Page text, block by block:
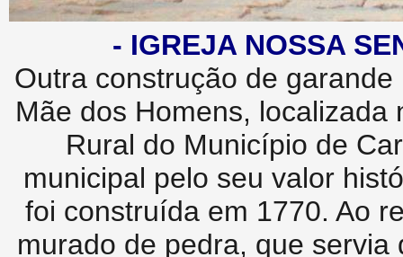
- IGREJA NOSSA
Outra construção de
Mãe dos Homens,
Rural do Município de
municipal pelo seu valor
foi construída em 1770. Ao
murado de pedra, que